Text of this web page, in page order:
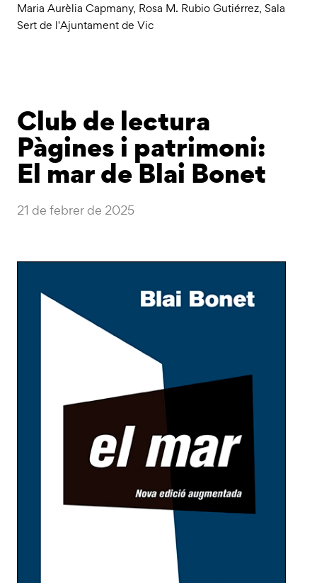
Maria Aurèlia Capmany, Rosa M. Rubio Gutiérrez, Sala
Sert de l'Ajuntament de Vic
Club de lectura
Pàgines i patrimoni:
El mar de Blai Bonet
21 de febrer de 2025